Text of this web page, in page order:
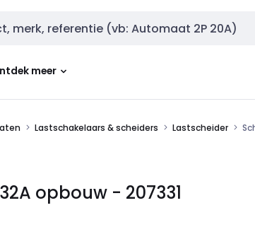
meer
Lastschakelaars & scheiders Lastscheider
opbouw - 207331